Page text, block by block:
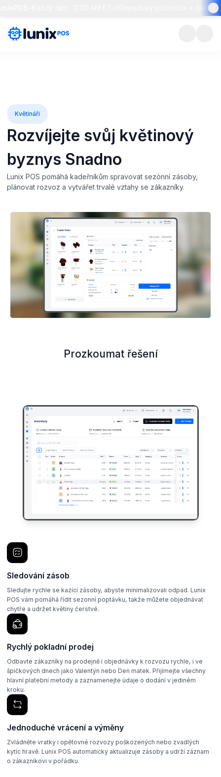
30minutový průvodce + živé otázky
Květináři
Rozvíjejte svůj květinový
byznys Snadno
Lunix POS pomáhá kadeřníkům spravovat sezónní zásoby,
plánovat rozvoz a vytvářet trvalé vztahy se zákazníky.
Prozkoumat řešení
Sledování zásob
Sledujte rychle se kazící zásoby, abyste minimalizovali odpad. Lunix
POS vám pomáhá řídit sezonní poptávku, takže můžete objednávat
chytře a udržet květiny čerstvé.
Rychlý pokladní prodej
Odbavte zákazníky na prodejně i objednávky k rozvozu rychle, i ve
špičkových dnech jako Valentýn nebo Den matek. Přijímejte všechny
hlavní platební metody a zaznamenejte údaje o dodání v jediném
kroku.
Jednoduché vrácení a výměny
Zvládněte vratky i opětovné rozvozy poškozených nebo zvadlých
kytic hravě. Lunix POS automaticky aktualizuje zásoby a udrží záznam
o zákazníkovi v pořádku.